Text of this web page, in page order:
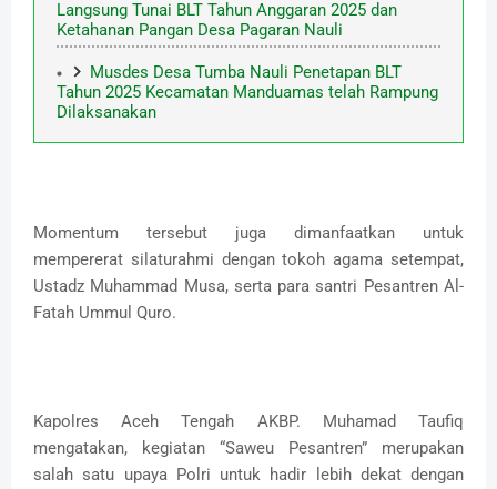
Langsung Tunai BLT Tahun Anggaran 2025 dan
Ketahanan Pangan Desa Pagaran Nauli
Musdes Desa Tumba Nauli Penetapan BLT
Tahun 2025 Kecamatan Manduamas telah Rampung
Dilaksanakan
Momentum tersebut juga dimanfaatkan untuk
mempererat silaturahmi dengan tokoh agama setempat,
Ustadz Muhammad Musa, serta para santri Pesantren Al-
Fatah Ummul Quro.
Kapolres Aceh Tengah AKBP. Muhamad Taufiq
mengatakan, kegiatan “Saweu Pesantren” merupakan
salah satu upaya Polri untuk hadir lebih dekat dengan